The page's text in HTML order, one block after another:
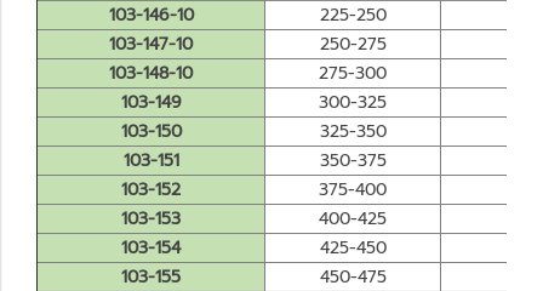
103-146-10
225-250
103-147-10
250-275
103-148-10
275-300
103-149
300-325
103-150
325-350
103-151
350-375
103-152
375-400
103-153
400-425
103-154
425-450
103-155
450-475